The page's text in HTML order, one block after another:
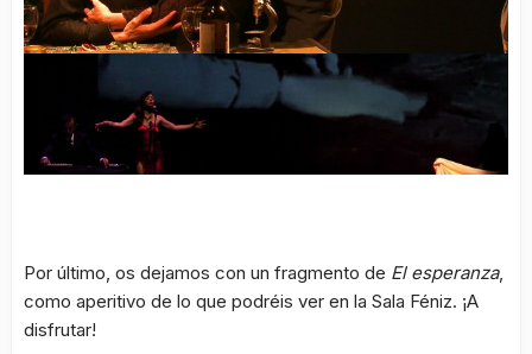
Escena de Es esperanza en la sala Àtic 22 de Barcelona.
Por último, os dejamos con un fragmento de El esperanza,
como aperitivo de lo que podréis ver en la Sala Féniz. ¡A
disfrutar!